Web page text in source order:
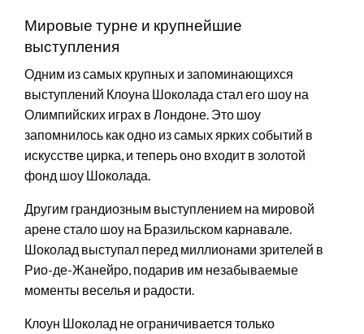
Мировые турне и крупнейшие
выступления
Одним из самых крупных и запоминающихся
выступлений Клоуна Шоколада стал его шоу на
Олимпийских играх в Лондоне. Это шоу
запомнилось как одно из самых ярких событий в
искусстве цирка, и теперь оно входит в золотой
фонд шоу Шоколада.
Другим грандиозным выступлением на мировой
арене стало шоу на Бразильском карнавале.
Шоколад выступал перед миллионами зрителей в
Рио-де-Жанейро, подарив им незабываемые
моменты веселья и радости.
Клоун Шоколад не ограничивается только